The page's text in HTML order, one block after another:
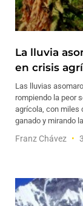
La lluvia
en crisis
Las lluvias
rompiendo la peor
agrícola, con miles
ganado y mirando
Franz Chávez